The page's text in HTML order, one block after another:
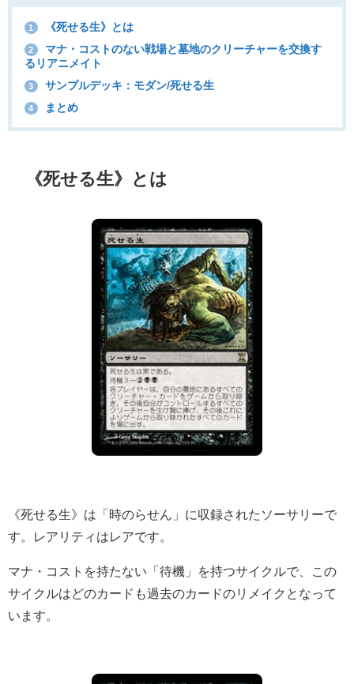
1 《死せる生》とは
2
マナ・コストのない戦場と墓地のクリーチャーを交換す
るリアニメイト
3 サンプルデッキ：モダン/死せる生
4 まとめ
《死せる生》とは
《死せる生》は「時のらせん」に収録されたソーサリーで
す。レアリティはレアです。
マナ・コストを持たない「待機」を持つサイクルで、この
サイクルはどのカードも過去のカードのリメイクとなって
います。